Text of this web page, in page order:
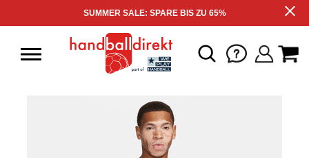
SUMMER SALE: SPARE BIS ZU 65%